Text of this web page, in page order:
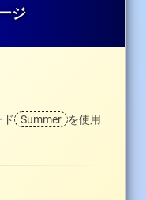
ジ
Summer を使用